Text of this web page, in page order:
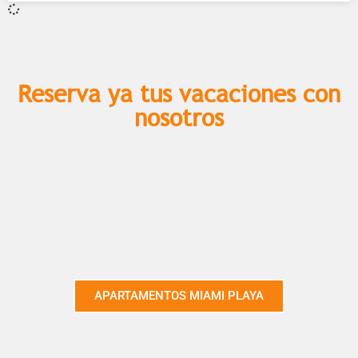
Reserva ya tus vacaciones con
nosotros​
APARTAMENTOS MIAMI PLAYA